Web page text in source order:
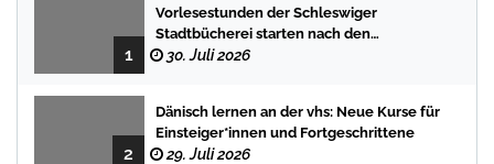
1
Vorlesestunden der Schleswiger
Stadtbücherei starten nach den
Sommerferien mit spannenden
30. Juli 2026
2
Dänisch lernen an der vhs: Neue Kurse für
Einsteiger*innen und Fortgeschrittene
29. Juli 2026